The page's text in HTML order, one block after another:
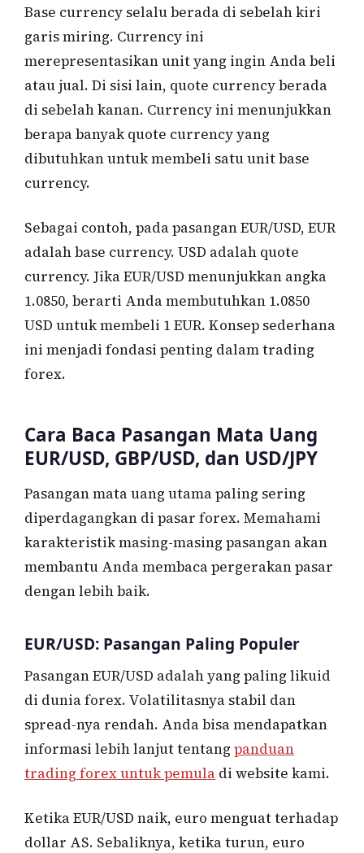
Base currency selalu berada di sebelah kiri
garis miring. Currency ini
merepresentasikan unit yang ingin Anda beli
atau jual. Di sisi lain, quote currency berada
di sebelah kanan. Currency ini menunjukkan
berapa banyak quote currency yang
dibutuhkan untuk membeli satu unit base
currency.
Sebagai contoh, pada pasangan EUR/USD, EUR
adalah base currency. USD adalah quote
currency. Jika EUR/USD menunjukkan angka
1.0850, berarti Anda membutuhkan 1.0850
USD untuk membeli 1 EUR. Konsep sederhana
ini menjadi fondasi penting dalam trading
forex.
Cara Baca Pasangan Mata Uang
EUR/USD, GBP/USD, dan USD/JPY
Pasangan mata uang utama paling sering
diperdagangkan di pasar forex. Memahami
karakteristik masing-masing pasangan akan
membantu Anda membaca pergerakan pasar
dengan lebih baik.
EUR/USD: Pasangan Paling Populer
Pasangan EUR/USD adalah yang paling likuid
di dunia forex. Volatilitasnya stabil dan
spread-nya rendah. Anda bisa mendapatkan
informasi lebih lanjut tentang panduan
trading forex untuk pemula di website kami.
Ketika EUR/USD naik, euro menguat terhadap
dollar AS. Sebaliknya, ketika turun, euro